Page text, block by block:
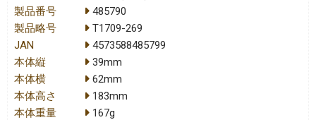
製品番号
485790
製品略号
T1709-269
JAN
4573588485799
本体縦
39mm
本体横
62mm
本体高さ
183mm
本体重量
167g